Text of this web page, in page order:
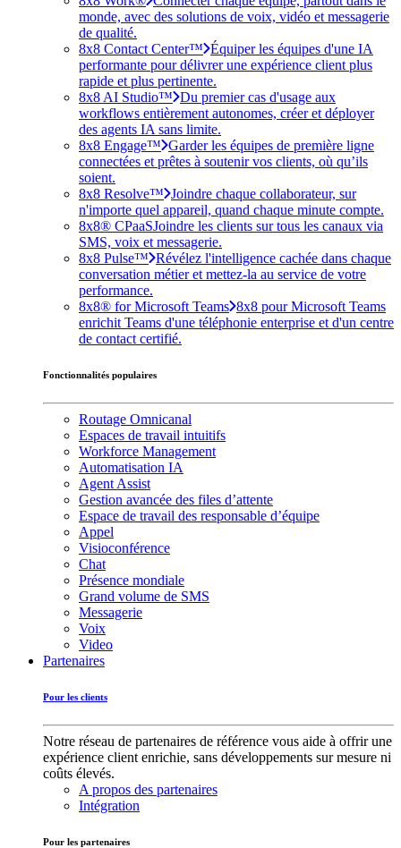
monde, avec des solutions de voix, vidéo et messagerie
de qualité.
8x8 Contact Center™ Équiper les équipes d'une IA
performante pour délivrer une expérience client plus
rapide et plus pertinente.
8x8 AI Studio™ Du premier cas d'usage aux
workflows entièrement autonomes, créer et déployer
des agents IA sans limite.
8x8 Engage™ Garder les équipes de première ligne
connectées et prêtes à soutenir vos clients, où qu’ils
soient.
8x8 Resolve™ Joindre chaque collaborateur, sur
n'importe quel appareil, quand chaque minute compte.
8x8® CPaaSJoindre les clients sur tous les canaux via
SMS, voix et messagerie.
8x8 Pulse™ Révélez l'intelligence cachée dans chaque
conversation métier et mettez-la au service de votre
performance.
8x8® for Microsoft Teams 8x8 pour Microsoft Teams
enrichit Teams d'une téléphonie enterprise et d'un centre
de contact certifié.
Fonctionnalités populaires
Routage Omnicanal
Espaces de travail intuitifs
Workforce Management
Automatisation IA
Agent Assist
Gestion avancée des files d’attente
Espace de travail des responsable d’équipe
Appel
Visioconférence
Chat
Présence mondiale
Grand volume de SMS
Messagerie
Voix
Video
Partenaires
Pour les clients
Notre réseau de partenaires de référence vous aide à offrir une
expérience client enrichie, sans développements sur mesure ni
coûts élevés.
A propos des partenaires
Intégration
Pour les partenaires